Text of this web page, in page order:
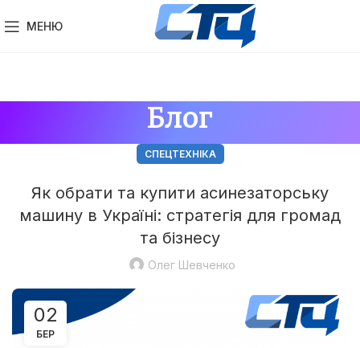
МЕНЮ
Блог
СПЕЦТЕХНІКА
Як обрати та купити асинезаторську
машину в Україні: стратегія для громад
та бізнесу
Олег Шевченко
02
БЕР